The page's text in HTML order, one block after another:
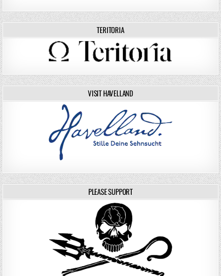
TERITORIA
VISIT HAVELLAND
PLEASE SUPPORT